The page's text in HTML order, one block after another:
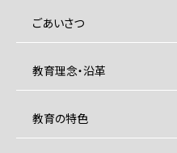
ごあいさつ
教育理念・沿革
教育の特色